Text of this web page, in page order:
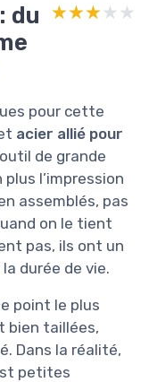
du
★★★★★
★★★★★
pour cette
acier allié pour
de grande
l’impression
assemblés, pas
on le tient
pas, ils ont un
durée de vie.
point le plus
bien taillées,
Dans la réalité,
petites